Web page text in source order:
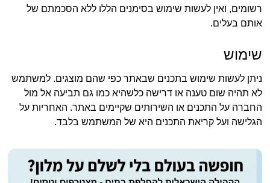
רשומים, ואין לעשות שימוש בסימנים הללו ללא הסכמתם של
אותם בעלים.
שימוש
ניתן לעשות שימוש בתכנים שבאתר כפי שהם מוצגים. למשתמש
לא תהיה שום טענה או דרישה כלשהיא כמו גם תביעה אל מול
החברה על התכנים או השירותים שקיימים באתר. האחריות על
הגלישה ועל קריאת התכנים היא של המשתמש בלבד.